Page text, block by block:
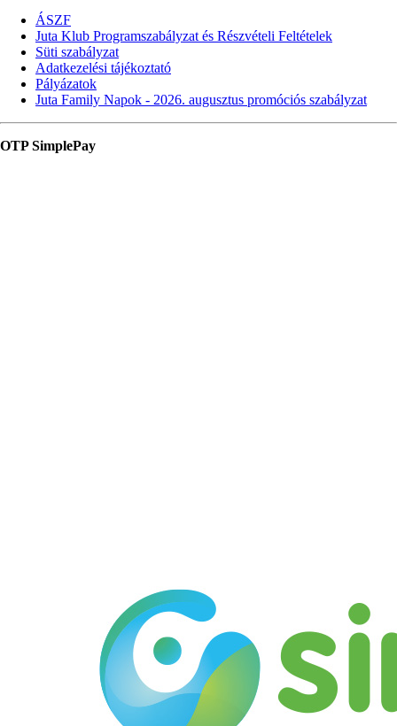
ÁSZF
Juta Klub Programszabályzat és Részvételi Feltételek
Süti szabályzat
Adatkezelési tájékoztató
Pályázatok
Juta Family Napok - 2026. augusztus promóciós szabályzat
OTP SimplePay